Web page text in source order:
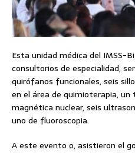
Esta unidad médica del IMSS-
consultorios de especialidad,
quirófanos funcionales, seis
en el área de quimioterapia,
magnética nuclear, seis
uno de fluoroscopia.
A este evento o, asistieron el